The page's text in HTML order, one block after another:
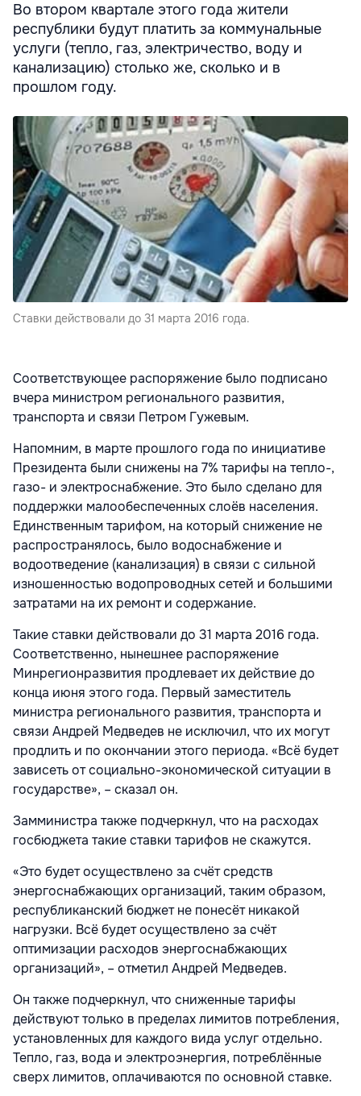
Во втором квартале этого года жители
республики будут платить за коммунальные
услуги (тепло, газ, электричество, воду и
канализацию) столько же, сколько и в
прошлом году.
Ставки действовали до 31 марта 2016 года.
Соответствующее распоряжение было подписано
вчера министром регионального развития,
транспорта и связи Петром Гужевым.
Напомним, в марте прошлого года по инициативе
Президента были снижены на 7% тарифы на тепло-,
газо- и электроснабжение. Это было сделано для
поддержки малообеспеченных слоёв населения.
Единственным тарифом, на который снижение не
распространялось, было водоснабжение и
водоотведение (канализация) в связи с сильной
изношенностью водопроводных сетей и большими
затратами на их ремонт и содержание.
Такие ставки действовали до 31 марта 2016 года.
Соответственно, нынешнее распоряжение
Минрегионразвития продлевает их действие до
конца июня этого года. Первый заместитель
министра регионального развития, транспорта и
связи Андрей Медведев не исключил, что их могут
продлить и по окончании этого периода. «Всё будет
зависеть от социально-экономической ситуации в
государстве», – сказал он.
Замминистра также подчеркнул, что на расходах
госбюджета такие ставки тарифов не скажутся.
«Это будет осуществлено за счёт средств
энергоснабжающих организаций, таким образом,
республиканский бюджет не понесёт никакой
нагрузки. Всё будет осуществлено за счёт
оптимизации расходов энергоснабжающих
организаций», – отметил Андрей Медведев.
Он также подчеркнул, что сниженные тарифы
действуют только в пределах лимитов потребления,
установленных для каждого вида услуг отдельно.
Тепло, газ, вода и электроэнергия, потреблённые
сверх лимитов, оплачиваются по основной ставке.